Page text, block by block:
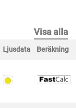
Visa alla
Ljusdata Beräkning